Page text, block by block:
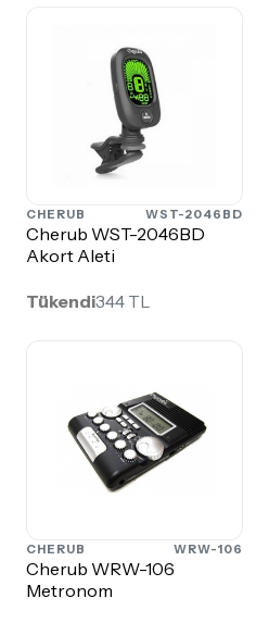
CHERUB WST-2046BD
Cherub WST-2046BD
Akort Aleti
Tükendi344 TL
CHERUB WRW-106
​Cherub WRW-106
Metronom